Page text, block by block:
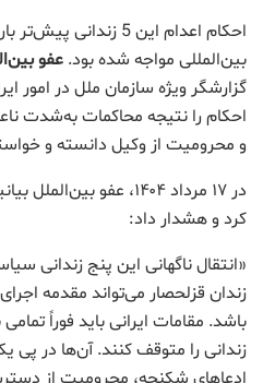
احکام اعدام این 5
بین‌المللی مواجه شده بود. عفو
گزارشگر ویژه سازمان ملل در امور
احکام را نتیجه محاکمات به‌شدت
و محرومیت از وکیل دانسته و
در ۱۷ مرداد ۱۴۰۴، عفو
کرد و هشدار داد:
«انتقال ناگهانی این پنج زندانی
زندان قزلحصار می‌تواند مقدمه
باشد. مقامات ایرانی باید فوراً
زندانی را متوقف کنند. آن‌ها در پی